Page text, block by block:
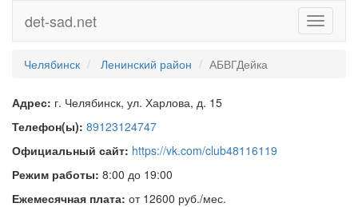
Toggle
det-sad.net
Челябинск Ленинский район АБВГДейка
Адрес: г. Челябинск, ул. Харлова, д. 15
Телефон(ы): 89123124747
Официальный сайт: https://vk.com/club48116119
Режим работы: 8:00 до 19:00
Ежемесячная плата: от 12600 руб./мес.